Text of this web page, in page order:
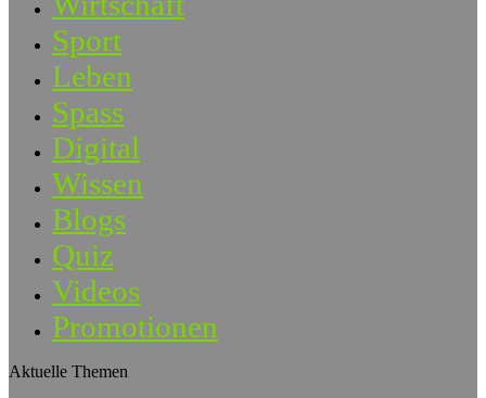
Sport
Leben
Spass
Digital
Wissen
Blogs
Quiz
Videos
Promotionen
Aktuelle Themen